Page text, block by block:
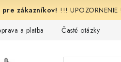
!!!
a platba Časté otázky